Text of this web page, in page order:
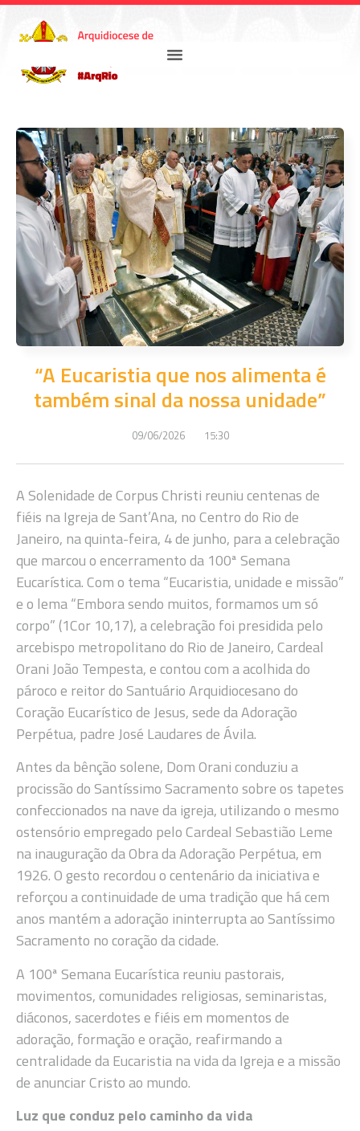
“A Eucaristia que nos alimenta é
também sinal da nossa unidade”
09/06/2026 15:30
A Solenidade de Corpus Christi reuniu centenas de
fiéis na Igreja de Sant’Ana, no Centro do Rio de
Janeiro, na quinta-feira, 4 de junho, para a celebração
que marcou o encerramento da 100ª Semana
Eucarística. Com o tema “Eucaristia, unidade e missão”
e o lema “Embora sendo muitos, formamos um só
corpo” (1Cor 10,17), a celebração foi presidida pelo
arcebispo metropolitano do Rio de Janeiro, Cardeal
Orani João Tempesta, e contou com a acolhida do
pároco e reitor do Santuário Arquidiocesano do
Coração Eucarístico de Jesus, sede da Adoração
Perpétua, padre José Laudares de Ávila.
Antes da bênção solene, Dom Orani conduziu a
procissão do Santíssimo Sacramento sobre os tapetes
confeccionados na nave da igreja, utilizando o mesmo
ostensório empregado pelo Cardeal Sebastião Leme
na inauguração da Obra da Adoração Perpétua, em
1926. O gesto recordou o centenário da iniciativa e
reforçou a continuidade de uma tradição que há cem
anos mantém a adoração ininterrupta ao Santíssimo
Sacramento no coração da cidade.
A 100ª Semana Eucarística reuniu pastorais,
movimentos, comunidades religiosas, seminaristas,
diáconos, sacerdotes e fiéis em momentos de
adoração, formação e oração, reafirmando a
centralidade da Eucaristia na vida da Igreja e a missão
de anunciar Cristo ao mundo.
Luz que conduz pelo caminho da vida